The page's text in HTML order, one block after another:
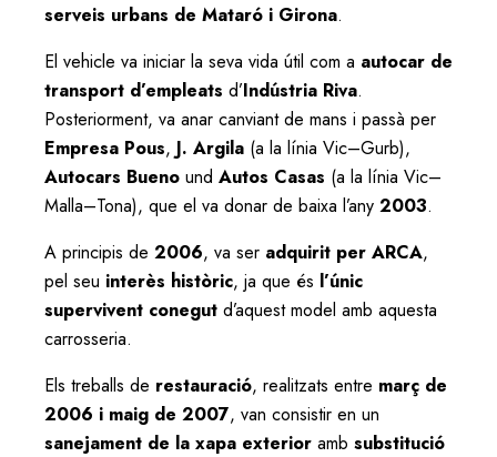
serveis urbans de Mataró i Girona.
El vehicle va iniciar la seva vida útil com a autocar de
transport d’empleats d’Indústria Riva.
Posteriorment, va anar canviant de mans i passà per
Empresa Pous, J. Argila (a la línia Vic–Gurb),
Autocars Bueno und Autos Casas (a la línia Vic–
Malla–Tona), que el va donar de baixa l’any 2003.
A principis de 2006, va ser adquirit per ARCA,
pel seu interès històric, ja que és l’únic
supervivent conegut d’aquest model amb aquesta
carrosseria.
Els treballs de restauració, realitzats entre març de
2006 i maig de 2007, van consistir en un
sanejament de la xapa exterior amb substitució